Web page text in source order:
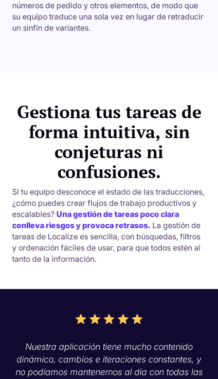
números de pedido y otros elementos, de modo que
su equipo traduce una sola vez en lugar de retraducir
un sinfín de variantes.
Gestiona tus tareas de
forma intuitiva, sin
conjeturas ni
confusiones.
Si tu equipo desconoce el estado de las traducciones,
¿cómo puedes crear flujos de trabajo productivos y
escalables? Una gestión de tareas poco clara
conlleva riesgos y provoca retrasos. La gestión de
tareas de Localize es sencilla, con búsquedas, filtros
y ordenación fáciles de usar, para que todos estén al
tanto de la información.
Nuestra aplicación tiene mucho contenido
dinámico, cambios e iteraciones constantes, y
no podíamos mantenernos al día con todas las